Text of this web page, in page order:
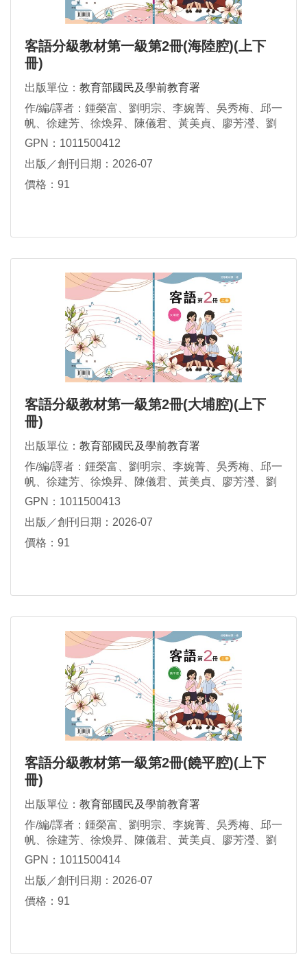
客語分級教材第一級第2冊(海陸腔)(上下
冊)
出版單位： 教育部國民及學前教育署
作/編/譯者：鍾榮富、劉明宗、李婉菁、吳秀梅、邱一
帆、徐建芳、徐煥昇、陳儀君、黃美貞、廖芳瀅、劉
瑋真、賴維凱、鍾秀鳳、謝素華、謝杰雄、羅金枝
GPN：1011500412
出版／創刊日期：2026-07
價格：91
客語分級教材第一級第2冊(大埔腔)(上下
冊)
出版單位： 教育部國民及學前教育署
作/編/譯者：鍾榮富、劉明宗、李婉菁、吳秀梅、邱一
帆、徐建芳、徐煥昇、陳儀君、黃美貞、廖芳瀅、劉
瑋真、賴維凱、鍾秀鳳、謝素華、謝杰雄、羅金枝
GPN：1011500413
出版／創刊日期：2026-07
價格：91
客語分級教材第一級第2冊(饒平腔)(上下
冊)
出版單位： 教育部國民及學前教育署
作/編/譯者：鍾榮富、劉明宗、李婉菁、吳秀梅、邱一
帆、徐建芳、徐煥昇、陳儀君、黃美貞、廖芳瀅、劉
瑋真、賴維凱、鍾秀鳳、謝素華、謝杰雄、羅金枝
GPN：1011500414
出版／創刊日期：2026-07
價格：91